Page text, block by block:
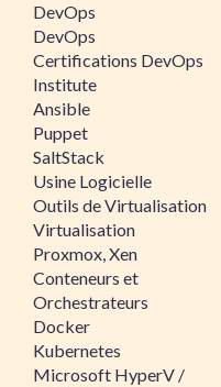
DevOps
DevOps
Certifications DevOps
Institute
Ansible
Puppet
SaltStack
Usine Logicielle
Outils de Virtualisation
Virtualisation
Proxmox, Xen
Conteneurs et
Orchestrateurs
Docker
Kubernetes
Microsoft HyperV /